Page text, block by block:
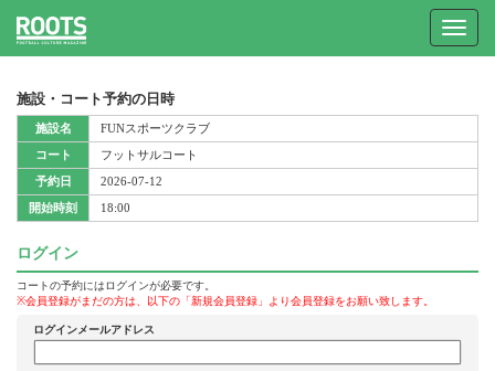
Toggle
施設・コート予約の日時
施設名
コート
予約日
開始時刻
FUNスポーツクラブ
フットサルコート
2026-07-12
18:00
ログイン
コートの予約にはログインが必要です。
※会員登録がまだの方は、以下の「新規会員登録」より会員登録をお願い致します。
ログインメールアドレス